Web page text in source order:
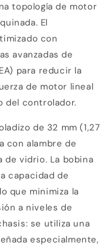
topología de motor
El
con
avanzadas de
para reducir la
de motor lineal
del controlador.
de 32 mm (1,27
con alambre de
vidrio. La bobina
capacidad de
que minimiza la
a niveles de
se utiliza una
especialmente,
yelige
Pago,
confirma.
disponible,
Ayuda.